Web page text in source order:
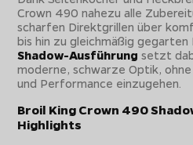
Crown 490 nahezu alle
scharfen Direktgrillen über
bis hin zu gleichmäßig
Shadow-Ausführung setzt
moderne, schwarze Optik,
und Performance einzugehen.
Broil King Crown 490
Highlights